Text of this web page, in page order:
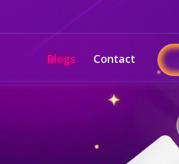
Blogs Contact